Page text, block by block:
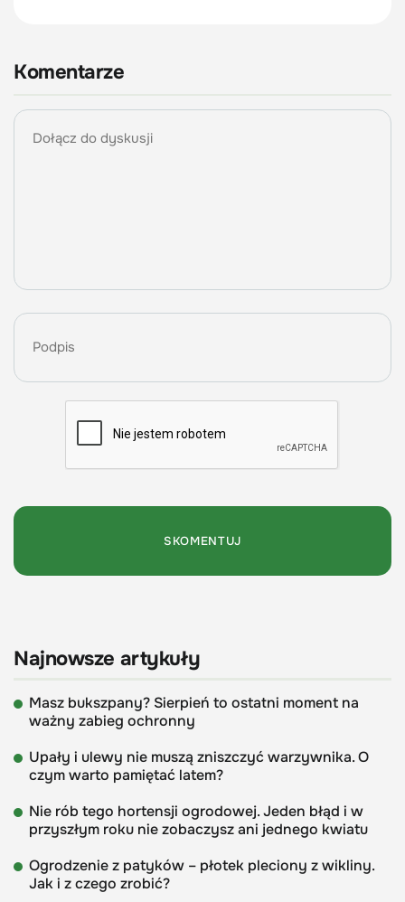
Komentarze
Najnowsze artykuły
Masz bukszpany? Sierpień to ostatni moment na
ważny zabieg ochronny
Upały i ulewy nie muszą zniszczyć warzywnika. O
czym warto pamiętać latem?
Nie rób tego hortensji ogrodowej. Jeden błąd i w
przyszłym roku nie zobaczysz ani jednego kwiatu
Ogrodzenie z patyków – płotek pleciony z wikliny.
Jak i z czego zrobić?